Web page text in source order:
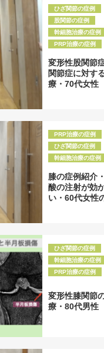
ひざ関節の症例
股関節の症例
幹細胞治療の症例
PRP治療の症例
変形性股関節
関節症に対す
療・70代女性
PRP治療の症例
ひざ関節の症例
幹細胞治療の症例
膝の症例紹介
酸の注射が効
い・60代女性
ひざ関節の症例
幹細胞治療の症例
PRP治療の症例
変形性膝関節
療・80代男性